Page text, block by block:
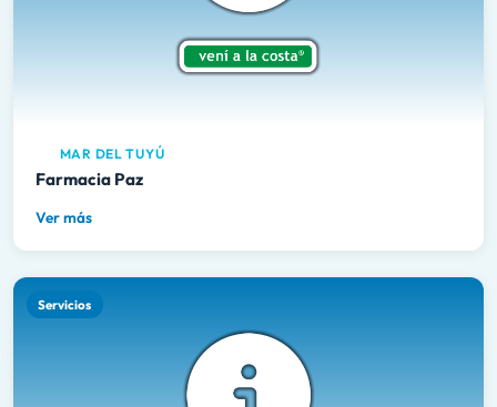
MAR DEL TUYÚ
Farmacia Paz
Ver más
Servicios